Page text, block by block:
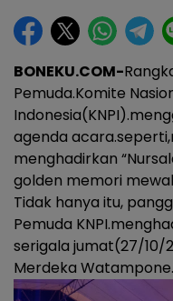
BONEKU.COM-
Pemuda.Komite
agenda
menghadirkan
golden memori
Tidak hanya itu,
Pemuda
serigala jumat(27/10/
Merdeka Watampone.